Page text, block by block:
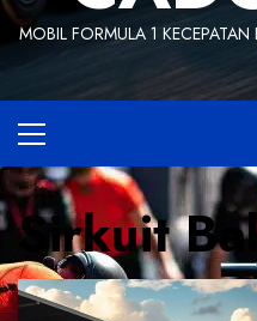
MOBIL FORMULA 1
Menu
Sirkuit